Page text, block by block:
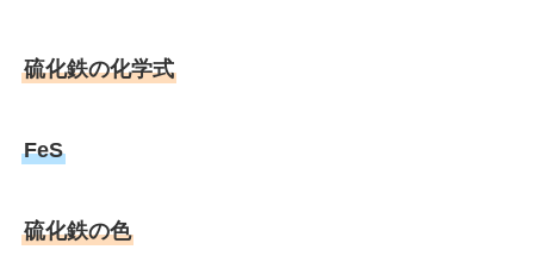
硫化鉄の化学式
FeS
硫化鉄の色